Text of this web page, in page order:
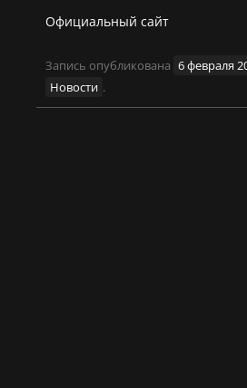
Официальный сайт
Запись опубликована 6 февраля
Новости .